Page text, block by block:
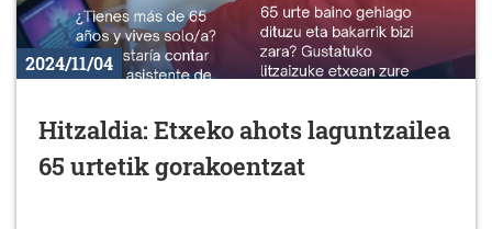
2024/11/04
Hitzaldia: Etxeko ahots laguntzailea
65 urtetik gorakoentzat